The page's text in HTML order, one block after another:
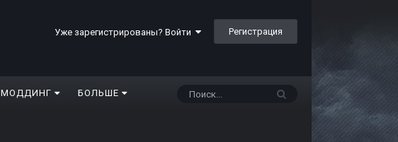
Уже зарегистрированы? Войти Регистрация
МОДДИНГ БОЛЬШЕ